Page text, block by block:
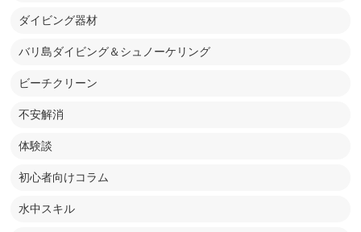
ダイビング器材
バリ島ダイビング＆シュノーケリング
ビーチクリーン
不安解消
体験談
初心者向けコラム
水中スキル